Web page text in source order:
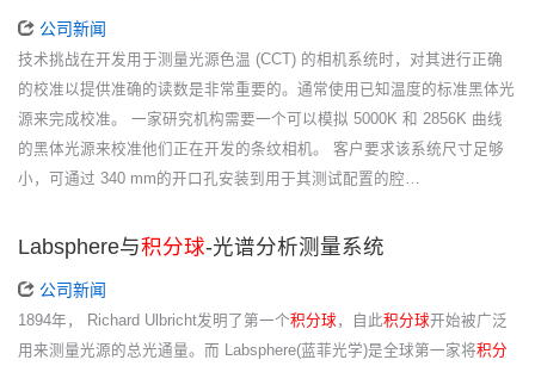
公司新闻
技术挑战在开发用于测量光源色温 (CCT) 的相机系统时，对其进行正确
的校准以提供准确的读数是非常重要的。通常使用已知温度的标准黑体光
源来完成校准。 一家研究机构需要一个可以模拟 5000K 和 2856K 曲线
的黑体光源来校准他们正在开发的条纹相机。 客户要求该系统尺寸足够
小，可通过 340 mm的开口孔安装到用于其测试配置的腔…
Labsphere与积分球-光谱分析测量系统
公司新闻
1894年， Richard Ulbricht发明了第一个积分球 ，自此积分球开始被广泛
用来测量光源的总光通量。而 Labsphere(蓝菲光学)是全球第一家将积分